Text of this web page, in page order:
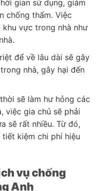
gian sử dụng, giảm
chống thấm. Việc
vực trong nhà như
để về lâu dài sẽ gây
nhà, gây hại đến
sẽ làm hư hỏng các
việc gia chủ sẽ phải
sẽ rất nhiều. Từ đó,
kiệm chi phí hiệu
vụ chống
Anh